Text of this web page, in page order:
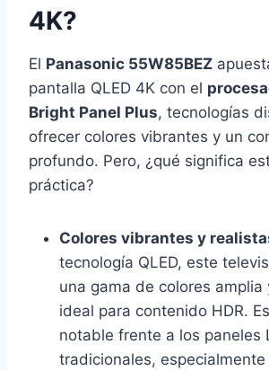
4K?
El Panasonic 55W85BEZ
pantalla QLED 4K con el
Bright Panel Plus, tecnologías
ofrecer colores vibrantes y un
profundo. Pero, ¿qué significa
práctica?
Colores vibrantes y
tecnología QLED, este
una gama de colores amplia
ideal para contenido HDR.
notable frente a los paneles
tradicionales, especialmente